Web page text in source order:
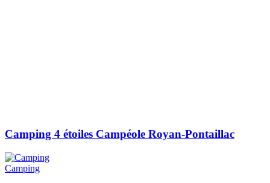
Camping 4 étoiles Campéole Royan-Pontaillac
Camping